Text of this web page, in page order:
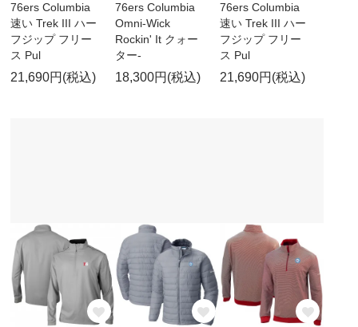
76ers Columbia
速い Trek III ハー
フジップ フリー
ス Pul
21,690円(税込)
76ers Columbia
Omni-Wick
Rockin' It クォー
ター-
18,300円(税込)
76ers Columbia
速い Trek III ハー
フジップ フリー
ス Pul
21,690円(税込)